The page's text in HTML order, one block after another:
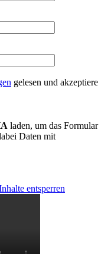
gelesen und akzeptiere
laden, um das Formular
Daten mit
entsperren